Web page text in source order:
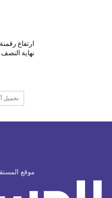
نهاية النصف
تحميل
موقع